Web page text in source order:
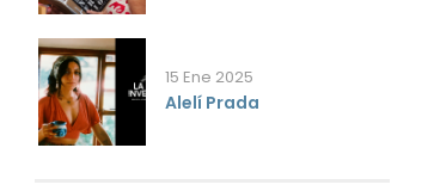
15 Ene 2025
Alelí Prada